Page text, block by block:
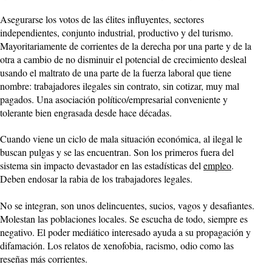
Asegurarse los votos de las élites influyentes, sectores
independientes, conjunto industrial, productivo y del turismo.
Mayoritariamente de corrientes de la derecha por una parte y de la
otra a cambio de no disminuir el potencial de crecimiento desleal
usando el maltrato de una parte de la fuerza laboral que tiene
nombre: trabajadores ilegales sin contrato, sin cotizar, muy mal
pagados. Una asociación político/empresarial conveniente y
tolerante bien engrasada desde hace décadas.
Cuando viene un ciclo de mala situación económica, al ilegal le
buscan pulgas y se las encuentran. Son los primeros fuera del
sistema sin impacto devastador en las estadísticas delempleo.
Deben endosar la rabia de los trabajadores legales.
No se integran, son unos delincuentes, sucios, vagos y desafiantes.
Molestan las poblaciones locales. Se escucha de todo, siempre es
negativo. El poder mediático interesado ayuda a su propagación y
difamación. Los relatos de xenofobia, racismo, odio como las
reseñas más corrientes.